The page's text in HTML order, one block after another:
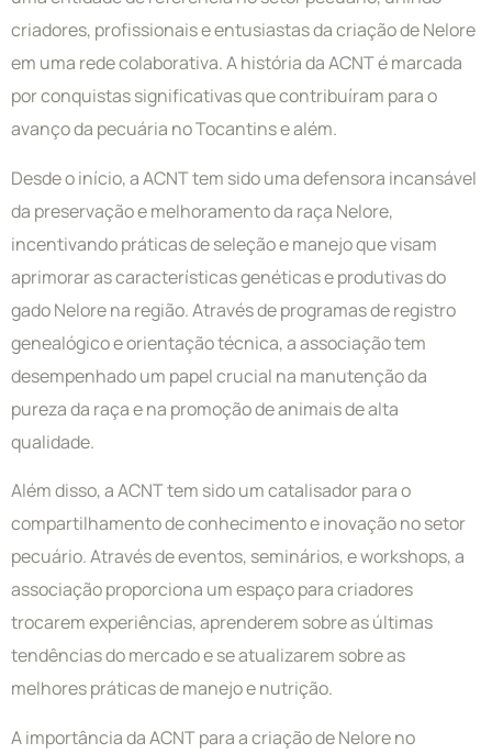
criadores, profissionais e entusiastas da criação de Nelore
em uma rede colaborativa. A história da ACNT é marcada
por conquistas significativas que contribuíram para o
avanço da pecuária no Tocantins e além.
Desde o início, a ACNT tem sido uma defensora incansável
da preservação e melhoramento da raça Nelore,
incentivando práticas de seleção e manejo que visam
aprimorar as características genéticas e produtivas do
gado Nelore na região. Através de programas de registro
genealógico e orientação técnica, a associação tem
desempenhado um papel crucial na manutenção da
pureza da raça e na promoção de animais de alta
qualidade.
Além disso, a ACNT tem sido um catalisador para o
compartilhamento de conhecimento e inovação no setor
pecuário. Através de eventos, seminários, e workshops, a
associação proporciona um espaço para criadores
trocarem experiências, aprenderem sobre as últimas
tendências do mercado e se atualizarem sobre as
melhores práticas de manejo e nutrição.
A importância da ACNT para a criação de Nelore no